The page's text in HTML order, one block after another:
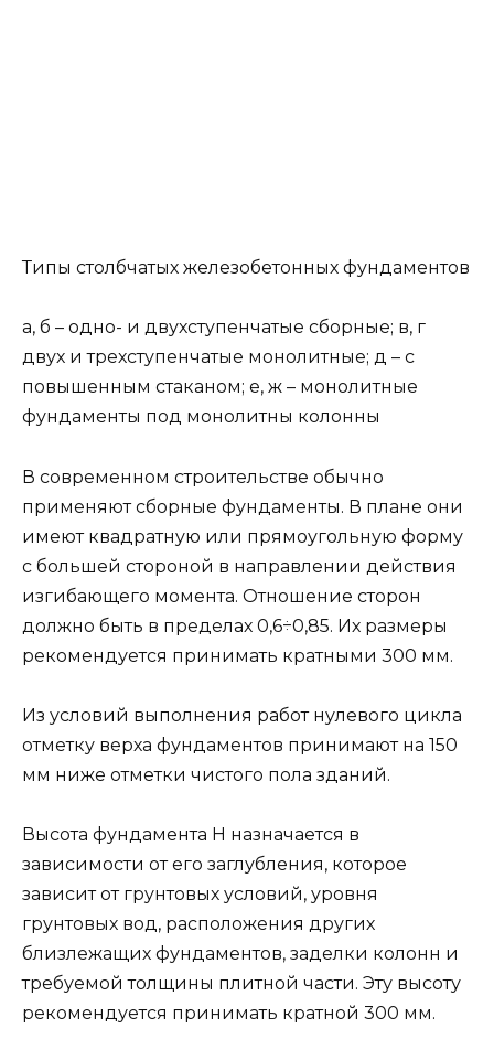
Типы столбчатых железобетонных фундаментов
а, б – одно- и двухступенчатые сборные; в, г
двух и трехступенчатые монолитные; д – с
повышенным стаканом; е, ж – монолитные
фундаменты под монолитны колонны
В современном строительстве обычно
применяют сбор­ные фундаменты. В плане они
имеют квадратную или прямо­угольную форму
с большей стороной в направлении дей­ствия
изгибающего момента. Отношение сторон
должно быть в пределах 0,6÷0,85. Их размеры
рекомендуется прини­мать кратными 300 мм.
Из условий выполнения работ нулевого цикла
отметку верха фундаментов принимают на 150
мм ниже отметки чистого пола зданий.
Высота фундамента Н назначается в
зависимости от его заглубления, которое
зависит от грунтовых условий, уров­ня
грунтовых вод, расположения других
близлежащих фундаментов, заделки колонн и
требуемой толщины плитной части. Эту высоту
рекомендуется принимать кратной 300 мм.